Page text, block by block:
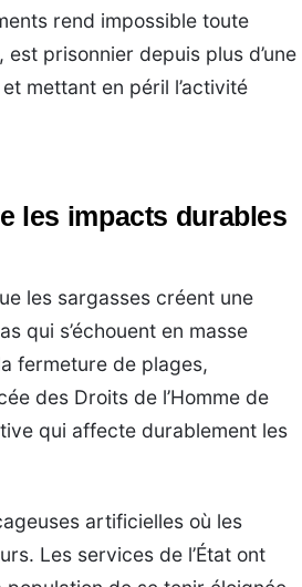
rend impossible toute
prisonnier depuis plus d’une
mettant en péril l’activité
les impacts durables
les sargasses créent une
qui s’échouent en masse
fermeture de plages,
des Droits de l’Homme de
qui affecte durablement les
artificielles où les
Les services de l’État ont